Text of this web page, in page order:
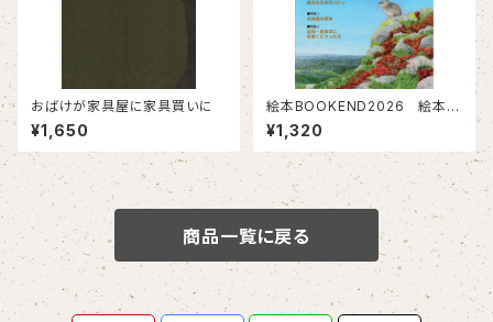
おばけが家具屋に家具買いに
¥1,650
絵本BOOKEND2026 絵本と
絵本研究の現在
¥1,320
商品一覧に戻る